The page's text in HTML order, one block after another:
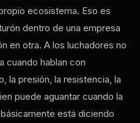
ecosistema. Eso es
dentro de una empresa
en otra. A los luchadores no
cuando hablan con
la presión, la resistencia, la
puede aguantar cuando la
está diciendo